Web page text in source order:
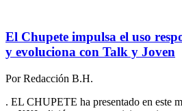
El Chupete impulsa el uso
y evoluciona con Talk y Joven
PorRedacción B.H.
. EL CHUPETE ha presentado en este